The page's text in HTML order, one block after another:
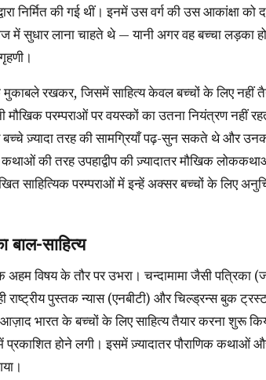
निर्मित की गई थीं। इनमें उस वर्ग की उस आकांक्षा
सुधार लाना चाहते थे — यानी अगर वह बच्चा लड़का
परम्पराओं पर वयस्कों का उतना नियंत्रण नहीं
बच्चे ज़्यादा तरह की सामग्रियाँ पढ़-सुन सकते थे
की तरह उपहाद्वीप की ज़्यादातर मौखिक
साहित्यिक परम्पराओं में इन्हें अक्सर बच्चों के लिए
बाल-साहित्य
राष्ट्रीय पुस्तक न्यास (एनबीटी) और चिल्ड्रन्स बुक
भारत के बच्चों के लिए साहित्य तैयार करना शुरू
होने लगी। इसमें ज़्यादातर पौराणिक कथाओं